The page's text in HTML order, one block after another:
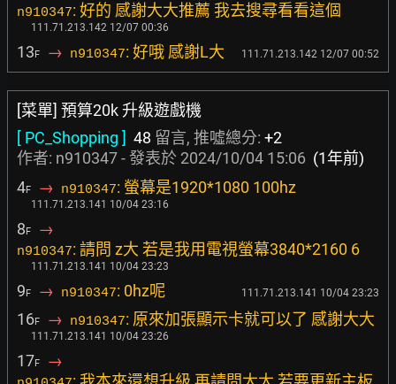
n910347: 好的 感謝大大推薦 我去搜尋看看這個
111.71.213.142 12/07 00:36
13F → n910347: 好哦 感謝L大 111.71.213.142 12/07 00:52
[菜單] 預算20k 升級遊戲機
[ PC_Shopping ] 48 留言, 推噓總分: +2
作者: n910347 - 發表於 2024/10/04 15:06 (1年前)
4F → n910347: 螢幕是1920*1080 100hz
111.71.213.141 10/04 23:16
8F →
n910347: 請問 z大 若是我用電視螢幕3840*2160 6
111.71.213.141 10/04 23:23
9F → n910347: 0hz呢 111.71.213.141 10/04 23:23
16F → n910347: 原來加張顯示卡就可以了 感謝大大
111.71.213.141 10/04 23:26
17F →